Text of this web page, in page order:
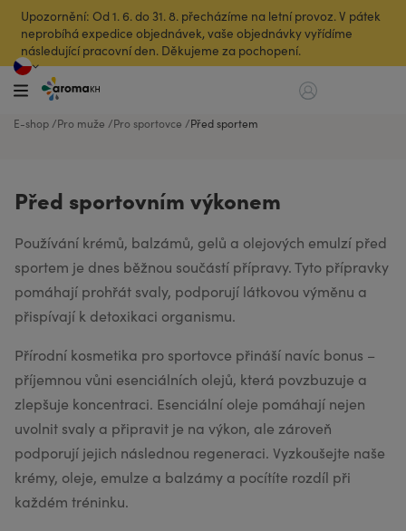
Upozornění: Od 1. 6. do 31. 8. přecházíme na letní provoz. V pátek
neprobíhá expedice objednávek, vaše objednávky vyřídíme
následující pracovní den. Děkujeme za pochopení.
E-shop Pro muže Pro sportovce Před sportem
Před sportovním výkonem
Používání krémů, balzámů, gelů a olejových emulzí před
sportem je dnes běžnou součástí přípravy. Tyto přípravky
pomáhají prohřát svaly, podporují látkovou výměnu a
přispívají k detoxikaci organismu.
Přírodní kosmetika pro sportovce přináší navíc bonus –
příjemnou vůni esenciálních olejů, která povzbuzuje a
zlepšuje koncentraci. Esenciální oleje pomáhají nejen
uvolnit svaly a připravit je na výkon, ale zároveň
podporují jejich následnou regeneraci. Vyzkoušejte naše
krémy, oleje, emulze a balzámy a pocítíte rozdíl při
každém tréninku.